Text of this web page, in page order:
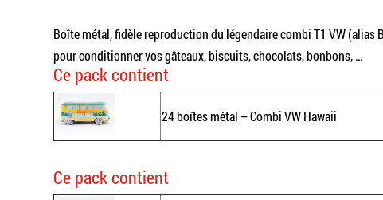
Boîte métal, fidèle reproduction du légendaire combi T1 VW (alias
pour conditionner vos gâteaux, biscuits, chocolats, bonbons, …
Ce pack contient
24 boîtes métal – Combi VW Hawaii
Ce pack contient